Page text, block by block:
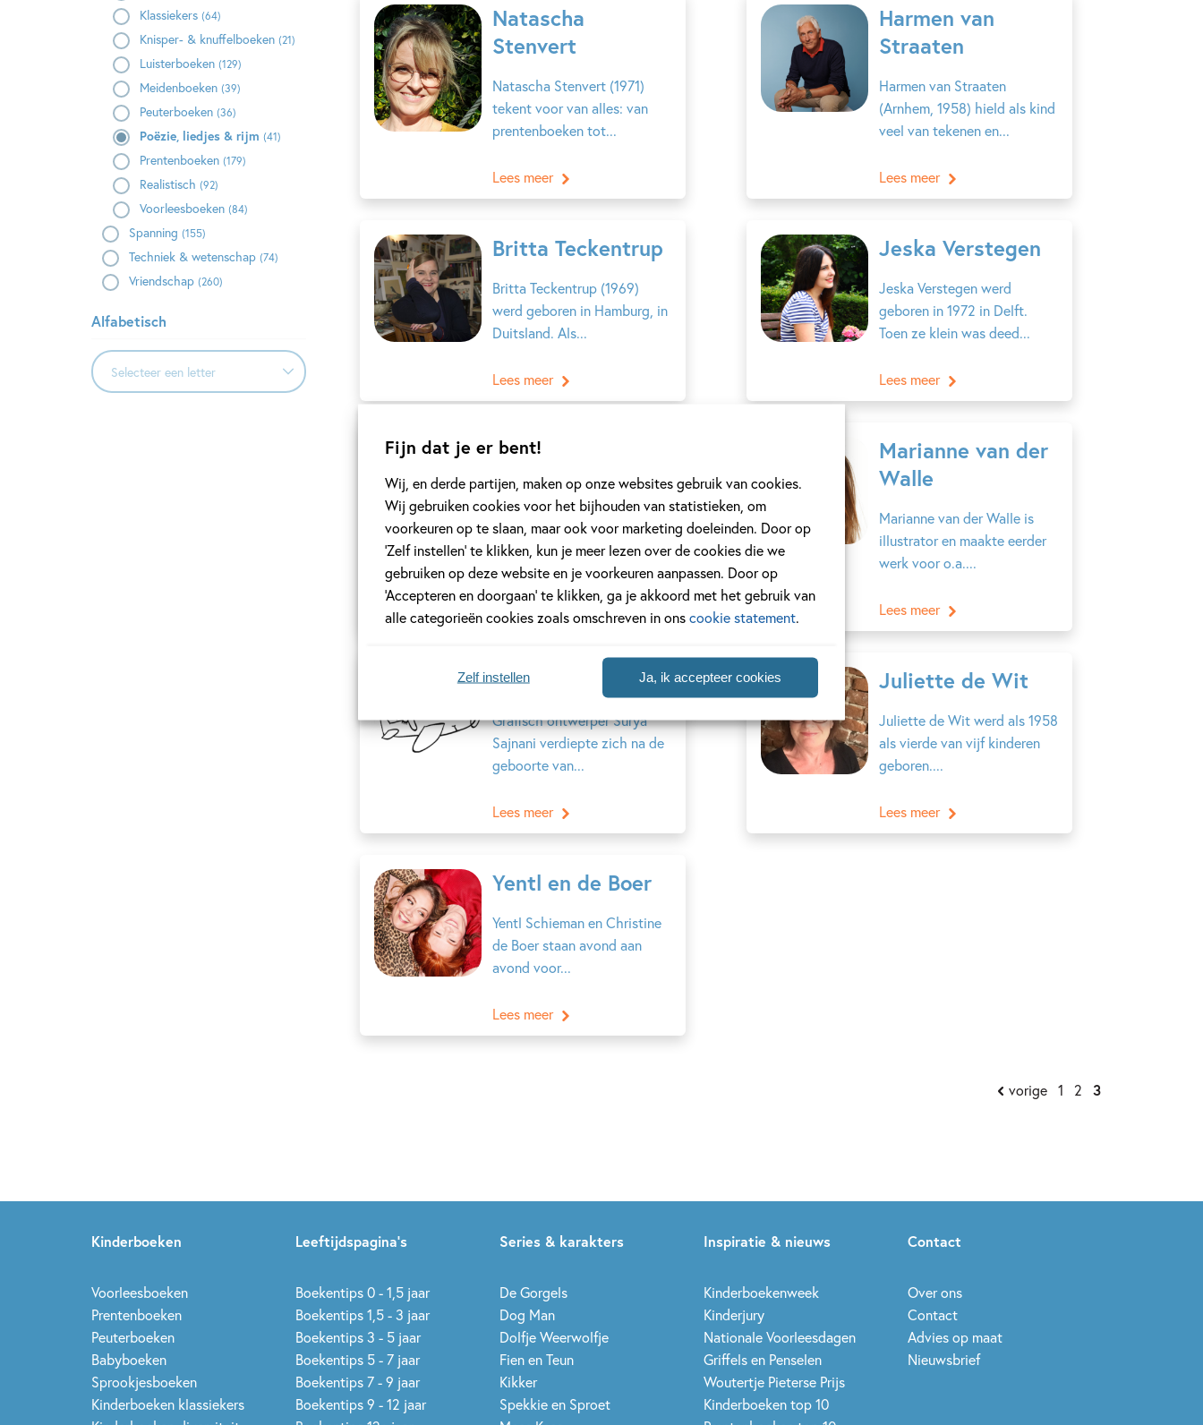
Fijn dat je er bent!
Wij, en derde partijen, maken op onze websites gebruik van cookies.
Wij gebruiken cookies voor het bijhouden van statistieken, om
voorkeuren op te slaan, maar ook voor marketing doeleinden. Door op
‘Zelf instellen’ te klikken, kun je meer lezen over de cookies die we
gebruiken op deze website en je voorkeuren aanpassen. Door op
‘Accepteren en doorgaan’ te klikken, ga je akkoord met het gebruik van
alle categorieën cookies zoals omschreven in onscookie statement
Ja, ik accepteer cookies
Zelf instellen
Klassiekers (64)
Knisper- & knuffelboeken (21)
Luisterboeken (129)
Meidenboeken (39)
Peuterboeken (36)
Poëzie, liedjes & rijm (41)
Prentenboeken (179)
Realistisch (92)
Voorleesboeken (84)
Spanning (155)
Techniek & wetenschap (74)
Vriendschap (260)
Alfabetisch
Selecteer een letter
X
Y
Z
Natascha
Stenvert
Natascha Stenvert (1971)
tekent voor van alles: van
prentenboeken tot...
Lees meer
Harmen van
Straaten
Harmen van Straaten
(Arnhem, 1958) hield als kind
veel van tekenen en...
Lees meer
Britta Teckentrup
Britta Teckentrup (1969)
werd geboren in Hamburg, in
Duitsland. Als...
Lees meer
Jeska Verstegen
Jeska Verstegen werd
geboren in 1972 in Delft.
Toen ze klein was deed...
Lees meer
Rian Visser
Rian Visser (1966) schrijft
humoristische en spannende
kinderboeken,...
Lees meer
Marianne van der
Walle
Marianne van der Walle is
illustrator en maakte eerder
werk voor o.a....
Lees meer
Wee Gallery
Grafisch ontwerper Surya
Sajnani verdiepte zich na de
geboorte van...
Lees meer
Juliette de Wit
Juliette de Wit werd als 1958
als vierde van vijf kinderen
geboren....
Lees meer
Yentl en de Boer
Yentl Schieman en Christine
de Boer staan avond aan
avond voor...
Lees meer
vorige 1 2 3
Kinderboeken
Voorleesboeken
Prentenboeken
Peuterboeken
Babyboeken
Sprookjesboeken
Kinderboeken klassiekers
Leeftijdspagina’s
Boekentips 0 - 1,5 jaar
Boekentips 1,5 - 3 jaar
Boekentips 3 - 5 jaar
Boekentips 5 - 7 jaar
Boekentips 7 - 9 jaar
Boekentips 9 - 12 jaar
Series & karakters
De Gorgels
Dog Man
Dolfje Weerwolfje
Fien en Teun
Kikker
Spekkie en Sproet
Inspiratie & nieuws
Kinderboekenweek
Kinderjury
Nationale Voorleesdagen
Griffels en Penselen
Woutertje Pieterse Prijs
Kinderboeken top 10
Contact
Over ons
Contact
Advies op maat
Nieuwsbrief